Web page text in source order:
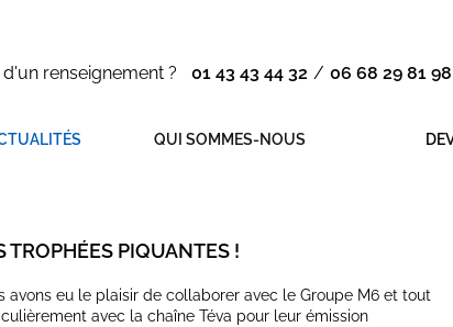
d'un renseignement ? 01 43 43 44 32 / 06 68 29 81 98
QUI SOMMES-NOUS
TROPHÉES PIQUANTES !
avons eu le plaisir de collaborer avec le Groupe M6 et tout
avec la chaîne Téva pour leur émission